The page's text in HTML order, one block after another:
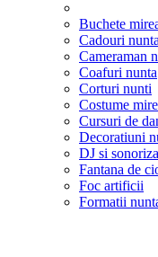
Buchete
Cadouri nunta
Cameraman
Coafuri nunta
Corturi nunti
Costume mire
Cursuri de
Decoratiuni
DJ si
Fantana de
Foc artificii
Formatii